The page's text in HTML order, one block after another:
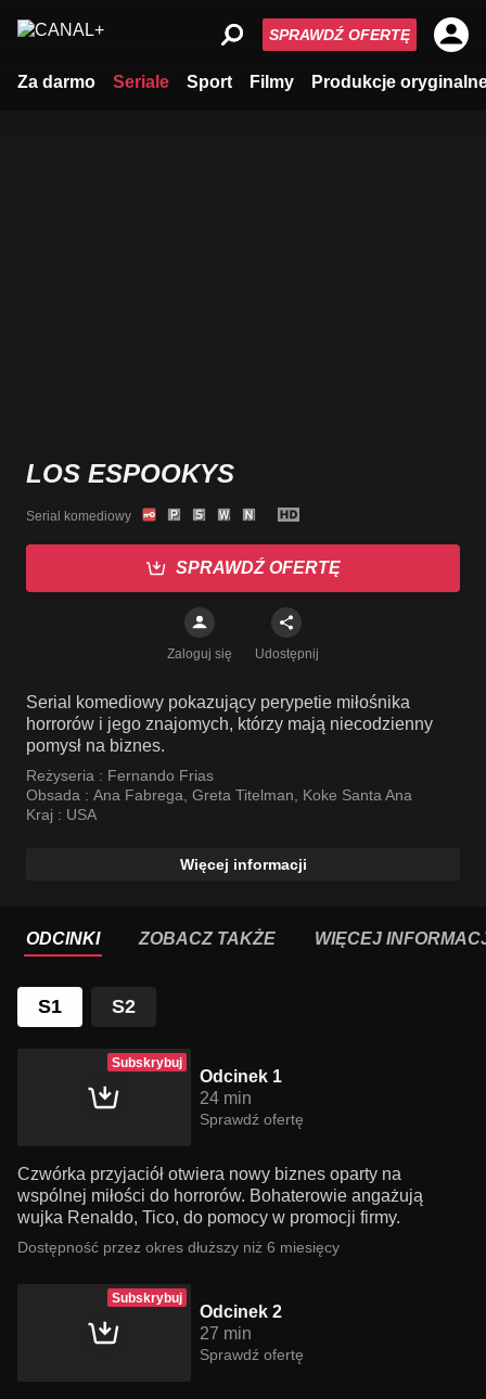
Za darmo Seriale Sport Filmy Produkcje
SPRAWDŹ OFERTĘ
LOS ESPOOKYS
Serial komediowy
SPRAWDŹ OFERTĘ
Zaloguj się Udostępnij
Serial komediowy pokazujący perypetie miłośnika
horrorów i jego znajomych, którzy mają niecodzienny
pomysł na biznes.
Reżyseria : Fernando Frias
Obsada : Ana Fabrega Greta Titelman
Koke Santa Ana
Kraj : USA
Więcej informacji
ODCINKI ZOBACZ TAKŻE WIĘCEJ
S1 S2
Subskrybuj
Odcinek 1
24 min
Sprawdź ofertę
Czwórka przyjaciół otwiera nowy biznes oparty na
wspólnej miłości do horrorów. Bohaterowie angażują
wujka Renaldo, Tico, do pomocy w promocji firmy.
Dostępność przez okres dłuższy niż 6 miesięcy
Subskrybuj
Odcinek 2
27 min
Sprawdź ofertę